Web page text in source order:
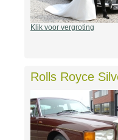
Klik voor vergroting
Rolls Royce